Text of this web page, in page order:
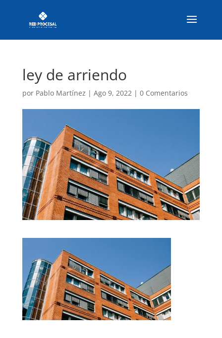
ley de arriendo
por Pablo Martínez | Ago 9, 2022| 0 Comentarios